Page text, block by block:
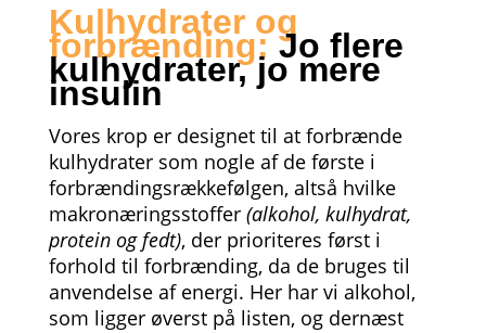
Kulhydrater og
forbrænding:Jo flere
kulhydrater, jo mere
insulin
Vores krop er designet til at forbrænde
kulhydrater som nogle af de første i
forbrændingsrækkefølgen, altså hvilke
makronæringsstoffer (alkohol, kulhydrat,
protein og fedt), der prioriteres først i
forhold til forbrænding, da de bruges til
anvendelse af energi. Her har vi alkohol,
som ligger øverst på listen, og dernæst